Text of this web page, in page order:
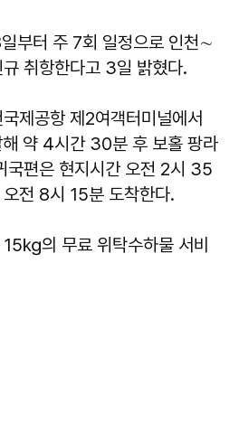
부터 주 7회 일정으로 인천∼
취항한다고 3일 밝혔다.
제공항 제2여객터미널에서
약 4시간 30분 후 보홀 팡라
국편은 현지시간 오전 2시 35
전 8시 15분 도착한다.
㎏의 무료 위탁수하물 서비